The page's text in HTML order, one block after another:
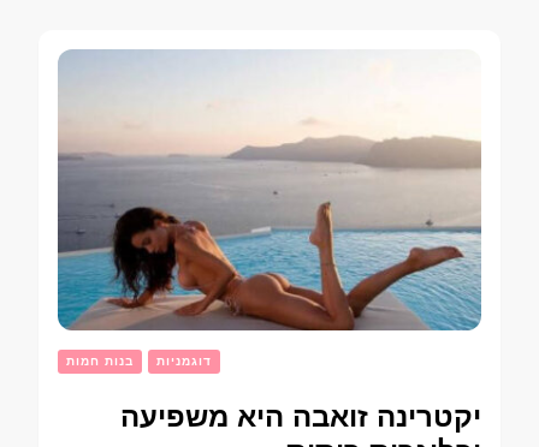
בנות חמות דוגמניות
יקטרינה זואבה היא משפיעה